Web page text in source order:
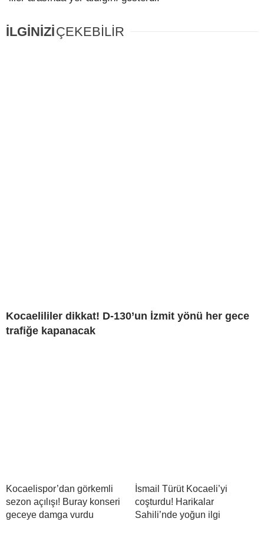
İLGİNİZİÇEKEBİLİR
Kocaelililer dikkat! D-130’un İzmit yönü her gece
trafiğe kapanacak
Kocaelispor’dan görkemli
sezon açılışı! Buray konseri
geceye damga vurdu
İsmail Türüt Kocaeli’yi
coşturdu! Harikalar
Sahili’nde yoğun ilgi